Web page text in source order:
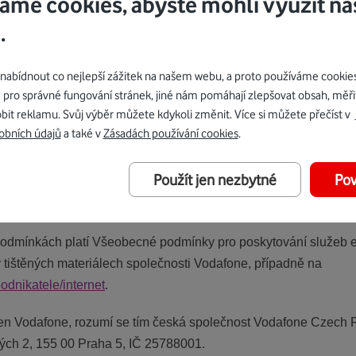
s Pevný Internet Kabel Profi 350 Mb/s
Kabel/ Profi 1Gb/s
a 30% slevou“ bude k dispozici po aktivaci služby,
se ve Vyúčtování zobrazí poměrná část z ceny nově
slevou za každý daný celý měsíc.
platí Všeobecné podmínky pro poskytování služeb
materiálech společnosti Vodafone, případně na
internet.
Vodafone, rozumí se tím česká společnost Vodafone Czech
2, 155 00 Praha 5, IČ 25788001.
co nejlepší zážitek na našem webu, a proto používáme
správné fungování stránek, jiné nám pomáhají zlepšovat obsah,
reklamu. Svůj výběr můžete kdykoli změnit. Více si můžete přečíst v
údajůa také vZásadách používání cookies.
Použít jen nezbytné